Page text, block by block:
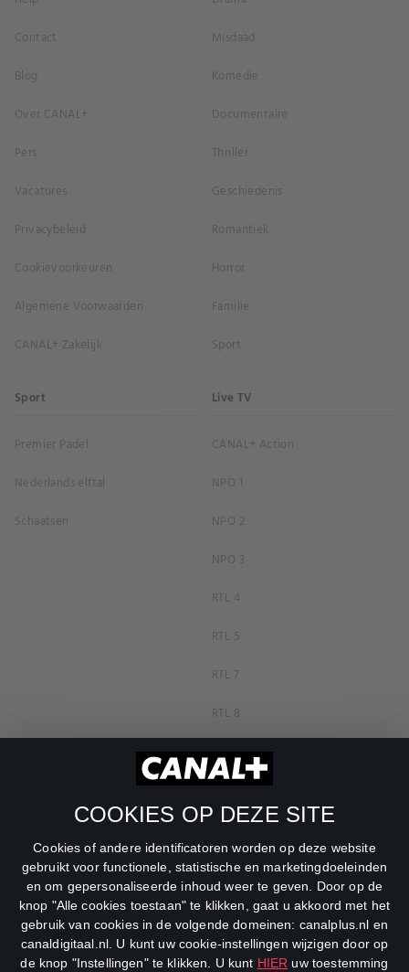
COOKIES OP DEZE SITE
Cookies of andere identificatoren worden op deze website
gebruikt voor functionele, statistische en marketingdoeleinden
en om gepersonaliseerde inhoud weer te geven. Door op de
knop "Alle cookies toestaan" te klikken, gaat u akkoord met het
gebruik van cookies in de volgende domeinen: canalplus.nl en
canaldigitaal.nl. U kunt uw cookie-instellingen wijzigen door op
de knop "Instellingen" te klikken. U kunt HIER uw toestemming
Contact
Blog
Over CANAL+
Pers
Vacatures
Privacybeleid
Cookievoorkeuren
Algemene Voorwaarden
CANAL+ Zakelijk
Misdaad
Komedie
Documentaire
Thriller
Geschiedenis
Romantiek
Horror
Familie
Sport
Sport
Premier Padel
Nederlands elftal
Schaatsen
Live TV
CANAL+ Action
NPO 1
NPO 2
NPO 3
RTL 4
RTL 5
RTL 7
RTL 8
RTL Z
SBS6
Veronica
DreamWorks Channel